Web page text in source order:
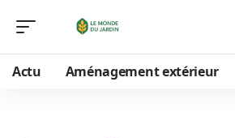
Actu Aménagement extérieur